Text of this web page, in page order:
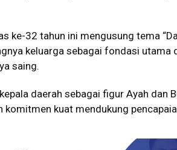
ke-32 tahun ini mengusung tema
keluarga sebagai fondasi utama
saing.
daerah sebagai figur Ayah dan
komitmen kuat mendukung